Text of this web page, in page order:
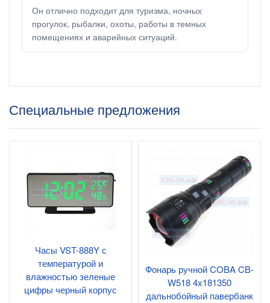
Он отлично подходит для туризма, ночных
прогулок, рыбалки, охоты, работы в темных
помещениях и аварийных ситуаций.
Специальные предложения
Часы VST-888Y с
температурой и
влажностью зеленые
цифры черный корпус
Фонарь ручной COBA CB-
W518 4x181350
дальнобойный павербанк